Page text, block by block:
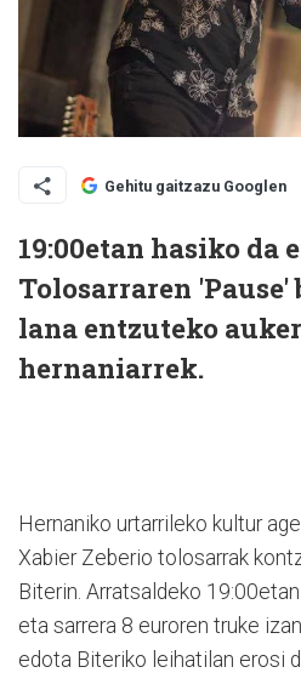
Gehitu gaitzazu Googlen
19:00etan hasiko da
Tolosarraren
lana entzuteko
hernaniarrek.
Hernaniko urtarrileko kultur
Xabier Zeberio tolosarrak
Biterin. Arratsaldeko
eta sarrera 8 euroren truke
edota Biteriko leihatilan erosi